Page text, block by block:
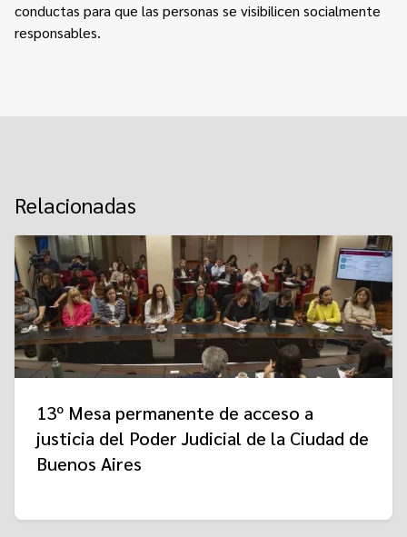
conductas para que las personas se visibilicen socialmente
responsables.
Relacionadas
13º Mesa permanente de acceso a
justicia del Poder Judicial de la Ciudad de
Buenos Aires